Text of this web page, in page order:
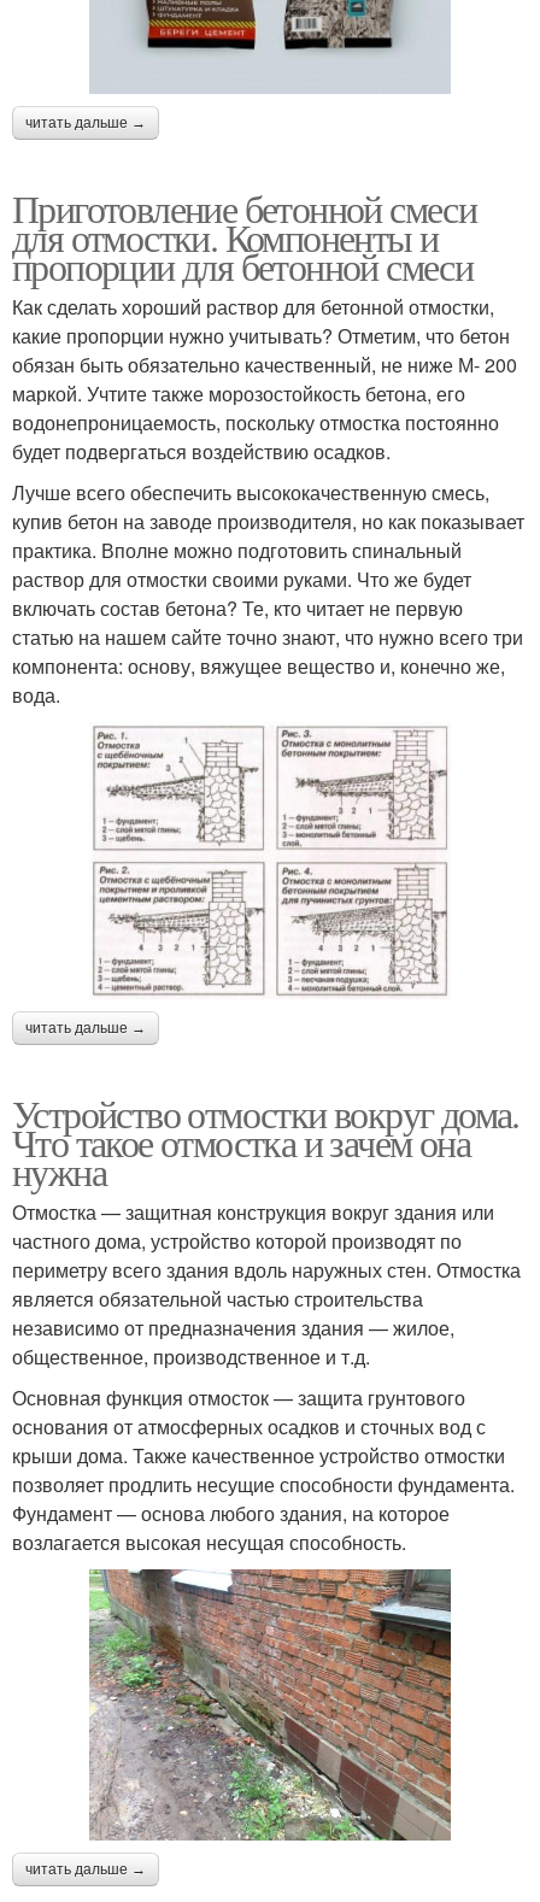
читать дальше →
Приготовление бетонной смеси
для отмостки. Компоненты и
пропорции для бетонной смеси
Как сделать хороший раствор для бетонной отмостки,
какие пропорции нужно учитывать? Отметим, что бетон
обязан быть обязательно качественный, не ниже М- 200
маркой. Учтите также морозостойкость бетона, его
водонепроницаемость, поскольку отмостка постоянно
будет подвергаться воздействию осадков.
Лучше всего обеспечить высококачественную смесь,
купив бетон на заводе производителя, но как показывает
практика. Вполне можно подготовить спинальный
раствор для отмостки своими руками. Что же будет
включать состав бетона? Те, кто читает не первую
статью на нашем сайте точно знают, что нужно всего три
компонента: основу, вяжущее вещество и, конечно же,
вода.
читать дальше →
Устройство отмостки вокруг дома.
Что такое отмостка и зачем она
нужна
Отмостка — защитная конструкция вокруг здания или
частного дома, устройство которой производят по
периметру всего здания вдоль наружных стен. Отмостка
является обязательной частью строительства
независимо от предназначения здания — жилое,
общественное, производственное и т.д.
Основная функция отмосток — защита грунтового
основания от атмосферных осадков и сточных вод с
крыши дома. Также качественное устройство отмостки
позволяет продлить несущие способности фундамента.
Фундамент — основа любого здания, на которое
возлагается высокая несущая способность.
читать дальше →